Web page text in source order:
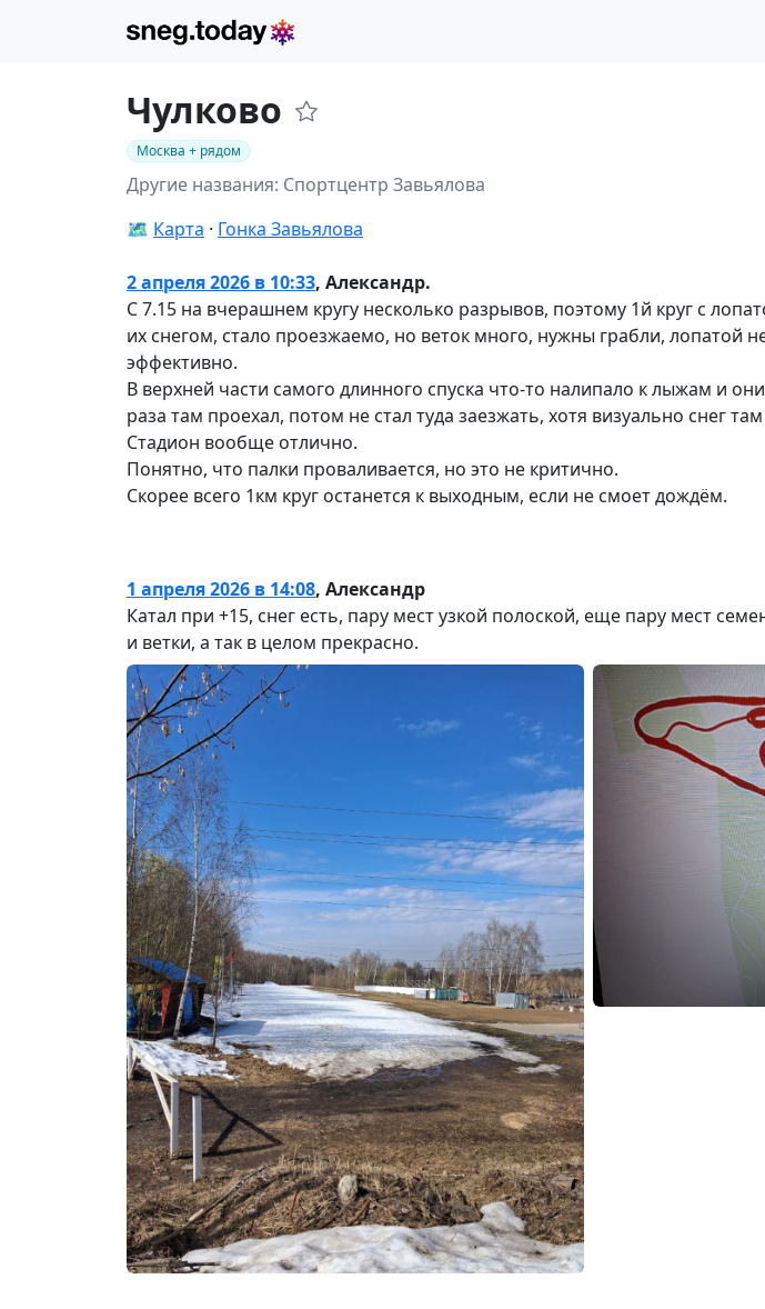
Чулково
Москва + рядом
Другие названия: Спортцентр Завьялова
🗺️ Карта Гонка Завьялова
2 апреля 2026 в 10:33, Александр.
С 7.15 на вчерашнем кругу несколько разрывов, поэтому 1й круг с
их снегом, стало проезжаемо, но веток много, нужны грабли, лопатой
эффективно.
В верхней части самого длинного спуска что-то налипало к лыжам и
раза там проехал, потом не стал туда заезжать, хотя визуально снег
Стадион вообще отлично.
Понятно, что палки проваливается, но это не критично.
Скорее всего 1км круг останется к выходным, если не смоет дождём.
1 апреля 2026 в 14:08, Александр
Катал при +15, снег есть, пару мест узкой полоской, еще пару мест
и ветки, а так в целом прекрасно.